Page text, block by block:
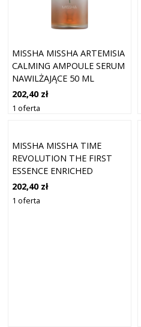
MISSHA MISSHA ARTEMISIA
CALMING AMPOULE SERUM
NAWILŻAJĄCE 50 ML
202,40 zł
1 oferta
MISSHA MISSHA TIME
REVOLUTION THE FIRST
ESSENCE ENRICHED
(150ML) SERUM
NAWILŻAJĄCE 150 ML
202,40 zł
1 oferta